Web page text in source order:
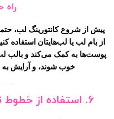
راه
پیش از شروع کانتورینگ لب،
از بام لب یا لب‌هایتان استفاده
پوست‌ها به کمک می‌کند و بالب
خوب شوند، و آرایش
6. استفاده از خطوط تیره در گوشهای لب